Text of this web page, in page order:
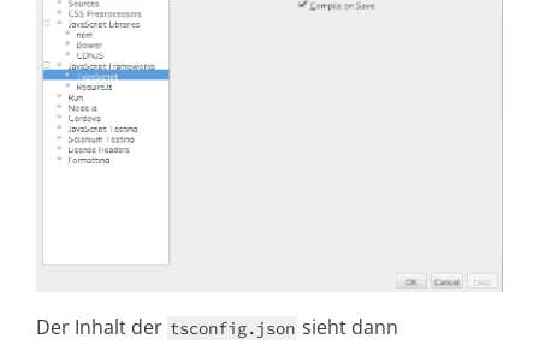
Der Inhalt der tsconfig.json sieht dann